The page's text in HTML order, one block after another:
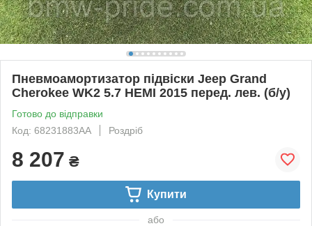
Пневмоамортизатор підвіски Jeep Grand
Cherokee WK2 5.7 HEMI 2015 перед. лев. (б/у)
Готово до відправки
Код: 68231883AA
Роздріб
8 207 ₴
Купити
або